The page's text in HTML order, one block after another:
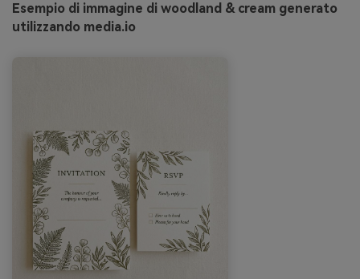
Esempio di immagine di woodland & cream generato
utilizzando media.io